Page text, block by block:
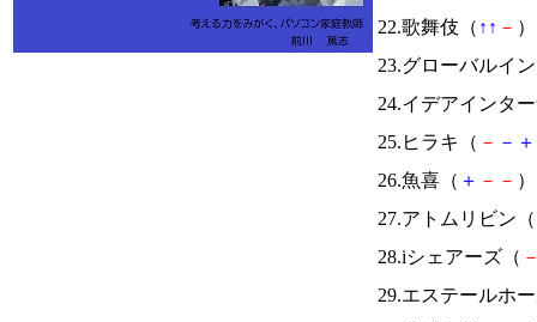
22.歌舞伎（ ↑ ↑ －
23.グローバルイ
24.イデアインタ
25.ヒラキ（ － － ＋
26.魚喜（ ＋ － －
27.アトムリビン（
28.iシェアーズ（
29.エステールホ